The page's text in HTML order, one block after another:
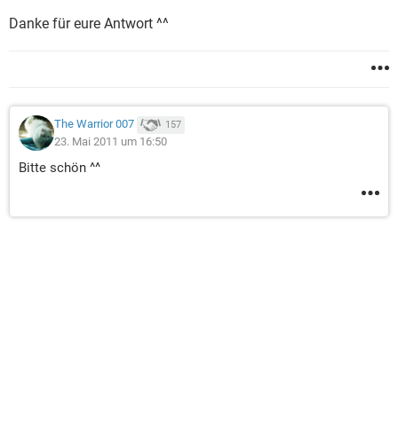
Danke für eure Antwort ^^
The Warrior 007 157
23. Mai 2011 um 16:50
Bitte schön ^^